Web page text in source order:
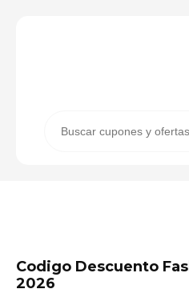
Codigo Descuento
2026